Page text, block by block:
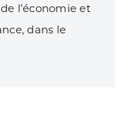
l’économie et
dans le